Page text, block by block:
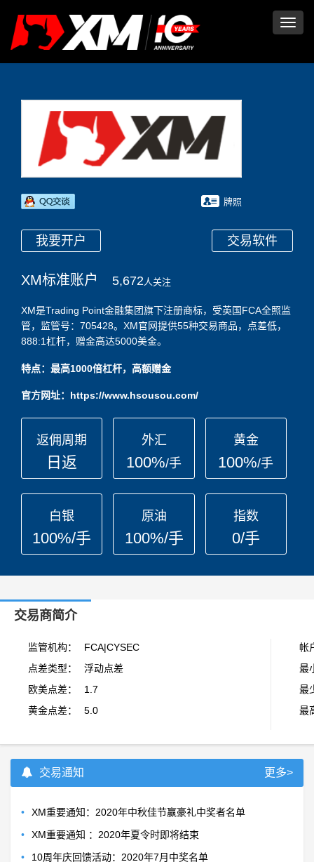
牌照
我要开户 交易软件
XM标准账户 5,672人关注
XM是Trading Point金融集团旗下注册商标，受英国FCA全照监
管，监管号：705428。XM官网提供55种交易商品，点差低，
888:1杠杆，赠金高达5000美金。
特点：最高1000倍杠杆，高额赠金
官方网址：https://www.hsousou.com/
返佣周期
日返
外汇
100%/手
黄金
100%/手
白银
100%/手
原油
100%/手
指数
0/手
交易商简介
监管机构：
FCA|CYSEC
点差类型：
浮动点差
欧美点差：
1.7
黄金点差：
5.0
帐
最
最
最
交易通知 更多>
•
XM重要通知：2020年中秋佳节赢豪礼中奖者名单
•
XM重要通知 ：2020年夏令时即将结束
•
10周年庆回馈活动：2020年7月中奖名单